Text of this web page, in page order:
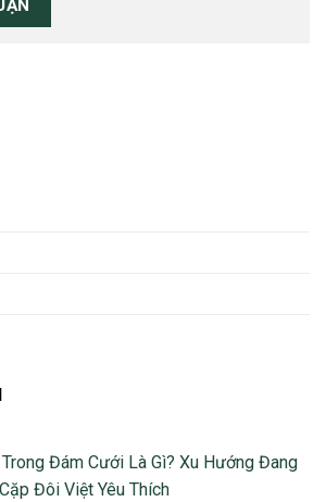
Đám Cưới Là Gì? Xu Hướng Đang
Đôi Việt Yêu Thích